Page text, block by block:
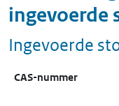
ingevoerde
Ingevoerde
CAS-nummer